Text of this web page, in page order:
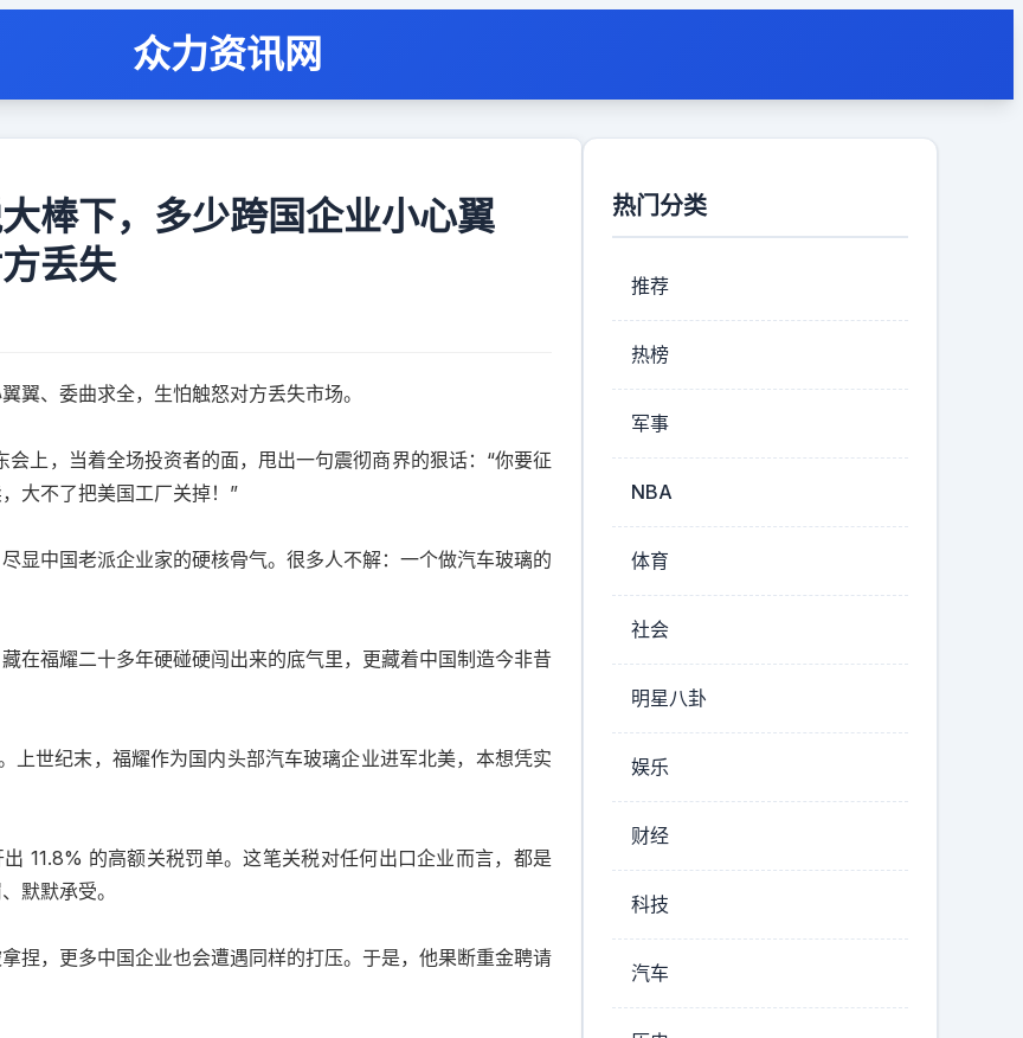
众力资讯网
棒下，多少跨国企业小心翼
丢失
翼、委曲求全，生怕触怒对方丢失市场。
上，当着全场投资者的面，甩出一句震彻商界的狠话：“你要征
大不了把美国工厂关掉！”
显中国老派企业家的硬核骨气。很多人不解：一个做汽车玻璃的
在福耀二十多年硬碰硬闯出来的底气里，更藏着中国制造今非昔
上世纪末，福耀作为国内头部汽车玻璃企业进军北美，本想凭实
11.8% 的高额关税罚单。这笔关税对任何出口企业而言，都是
默默承受。
捏，更多中国企业也会遭遇同样的打压。于是，他果断重金聘请
热门分类
推荐
热榜
军事
NBA
体育
社会
明星八卦
娱乐
财经
科技
汽车